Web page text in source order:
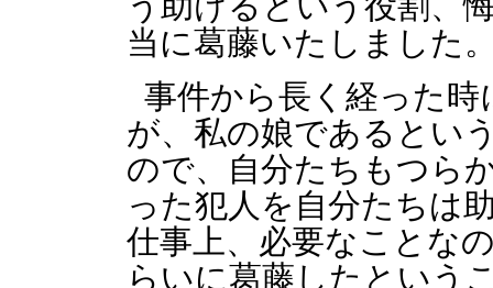
当に葛藤いたしました
事件から長く経った
が、私の娘であるとい
ので、自分たちもつら
った犯人を自分たちは
仕事上、必要なことな
らいに葛藤したという